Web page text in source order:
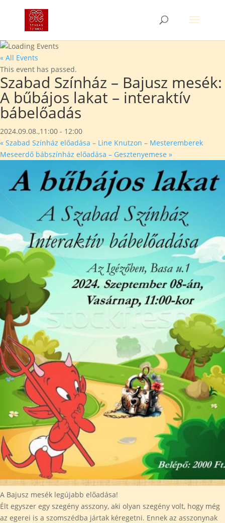
« All Events
This event has passed.
Szabad Színház – Bajusz mesék:
A bűbájos lakat – interaktív
bábelőadás
2024.09.08.,11:00 - 12:00
« Szabad Színház előadása – Line Knutzon – Mesteremberek
Meseerdő bábszínház előadása – Gesztenyemese »
A Bajusz mesék legújabb előadása!
Élt egyszer egy szegény asszony, aki olyan szegény volt, hogy még
az egerei is a szomszédba jártak kéregetni. Ennek az asszonynak